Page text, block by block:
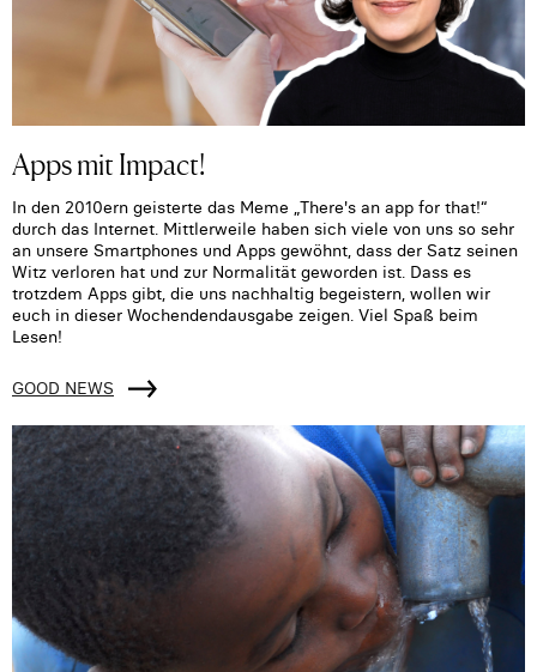
Apps mit Impact!
In den 2010ern geisterte das Meme „There's an app for that!“
durch das Internet. Mittlerweile haben sich viele von uns so sehr
an unsere Smartphones und Apps gewöhnt, dass der Satz seinen
Witz verloren hat und zur Normalität geworden ist. Dass es
trotzdem Apps gibt, die uns nachhaltig begeistern, wollen wir
euch in dieser Wochendendausgabe zeigen. Viel Spaß beim
Lesen!
GOOD NEWS